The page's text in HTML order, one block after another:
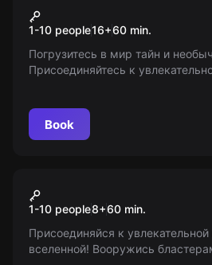
Kernel.
1-10 people16+60 min.
Погрузитесь в мир тайн и
Присоединяйтесь к
Book
Cubes
1-10 people8+60 min.
Присоединяйся к
вселенной! Вооружись